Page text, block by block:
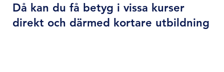
Då kan du få betyg i vissa kurser
direkt och därmed kortare utbildning